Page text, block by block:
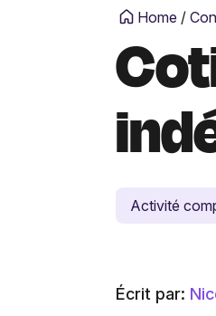
Home /
Activité
Écrit par: